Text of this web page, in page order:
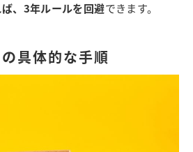
、3年ルールを回避できます。
具体的な手順